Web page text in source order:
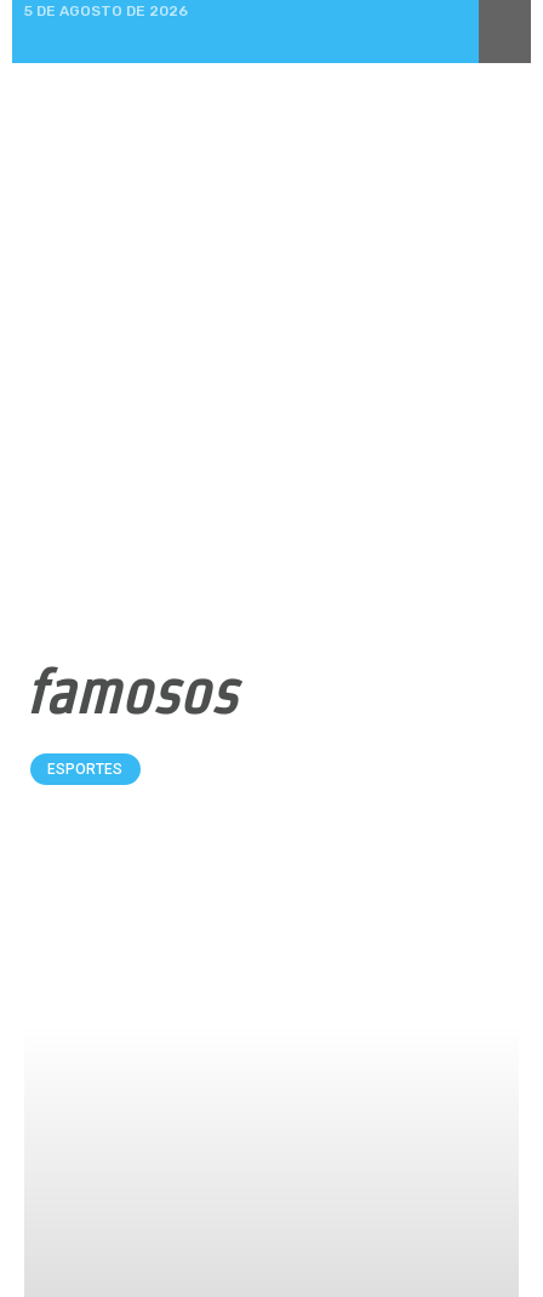
5 DE AGOSTO DE 2026
famosos
ESPORTES